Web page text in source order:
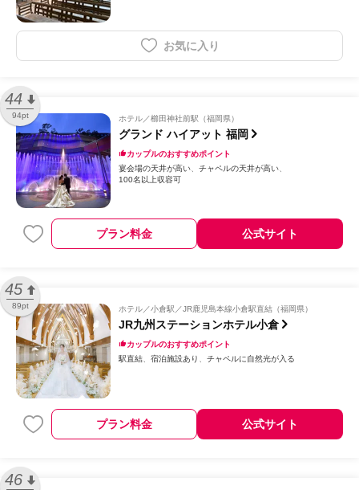
お気に入り
44
94pt ホテル 櫛田神社前駅（福岡県）
グランド ハイアット 福岡
カップルのおすすめポイント
宴会場の天井が高い
チャペルの天井が高い
100名以上収容可
プラン料金 公式サイト
45
89pt ホテル 小倉駅／JR鹿児島本線小倉駅直結（福岡県）
JR九州ステーションホテル小倉
カップルのおすすめポイント
駅直結
宿泊施設あり チャペルに自然光が入る
プラン料金 公式サイト
46